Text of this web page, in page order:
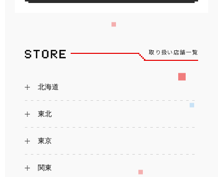
取り扱い店舗一覧
北海道
東北
東京
関東